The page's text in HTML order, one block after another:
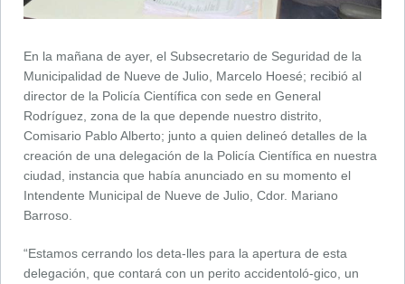
En la mañana de ayer, el Subsecretario de Seguridad de la
Municipalidad de Nueve de Julio, Marcelo Hoesé; recibió al
director de la Policía Científica con sede en General
Rodríguez, zona de la que depende nuestro distrito,
Comisario Pablo Alberto; junto a quien delineó detalles de la
creación de una delegación de la Policía Científica en nuestra
ciudad, instancia que había anunciado en su momento el
Intendente Municipal de Nueve de Julio, Cdor. Mariano
Barroso.
“Estamos cerrando los deta-lles para la apertura de esta
delegación, que contará con un perito accidentoló-gico, un